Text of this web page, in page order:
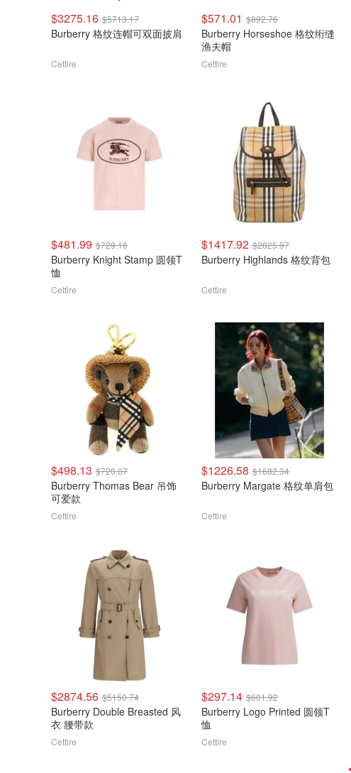
$3275.16 $5713.17
Burberry 格纹连帽可双面披肩
Cettire
$571.01 $892.76
Burberry Horseshoe 格纹绗缝
渔夫帽
Cettire
$481.99 $729.16
Burberry Knight Stamp 圆领T
恤
Cettire
$1417.92 $2825.97
Burberry Highlands 格纹背包
Cettire
$498.13 $720.07
Burberry Thomas Bear 吊饰
可爱款
Cettire
$1226.58 $1682.34
Burberry Margate 格纹单肩包
Cettire
$2874.56 $5150.74
Burberry Double Breasted 风
衣 腰带款
Cettire
$297.14 $601.92
Burberry Logo Printed 圆领T
恤
Cettire